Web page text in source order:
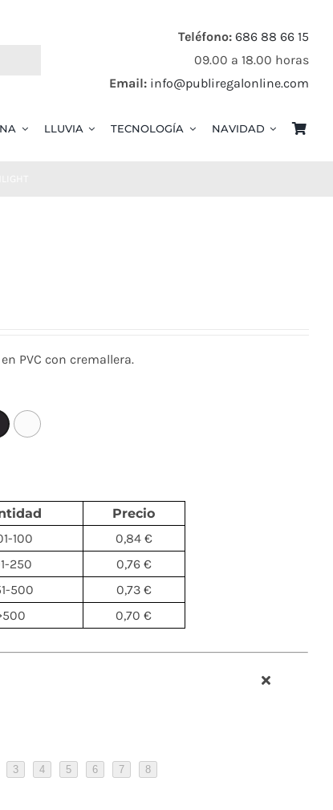
Teléfono: 686 88 66 15
09.00 a 18.00 horas
Email: info@publiregalonline.com
LLUVIA TECNOLOGÍA NAVIDAD
PVC con cremallera.
Precio
100
0,84 €
250
0,76 €
500
0,73 €
0,70 €
3 4 5 6 7 8